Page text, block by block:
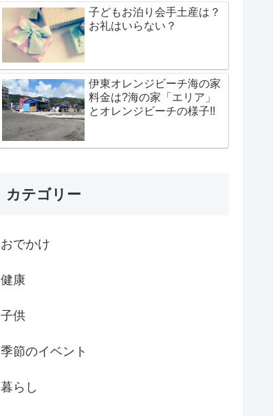
子どもお泊り会手土産は？
お礼はいらない？
伊東オレンジビーチ海の家
料金は?海の家「エリア」
とオレンジビーチの様子!!
カテゴリー
おでかけ
健康
子供
季節のイベント
暮らし